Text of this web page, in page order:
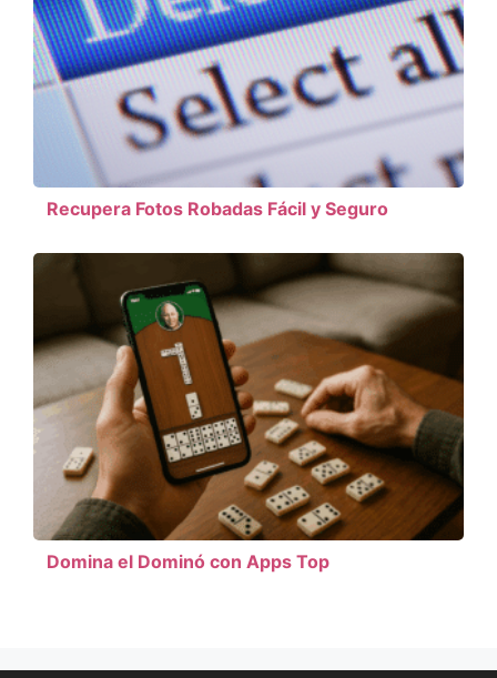
Recupera Fotos Robadas Fácil y Seguro
Domina el Dominó con Apps Top